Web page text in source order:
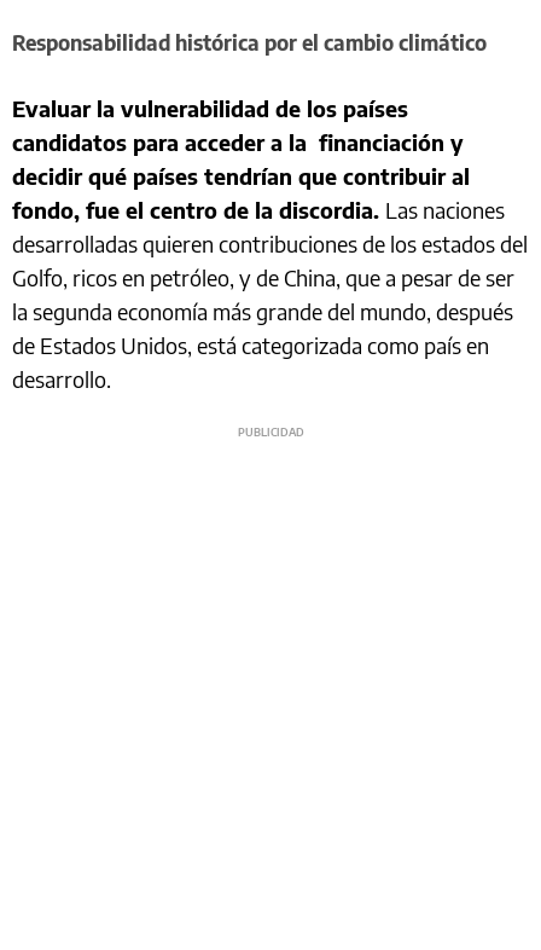
Responsabilidad histórica por el cambio climático
Evaluar la vulnerabilidad de los países
candidatos para acceder a la financiación y
decidir qué países tendrían que contribuir al
fondo, fue el centro de la discordia. Las naciones
desarrolladas quieren contribuciones de los estados del
Golfo, ricos en petróleo, y de China, que a pesar de ser
la segunda economía más grande del mundo, después
de Estados Unidos, está categorizada como país en
desarrollo.